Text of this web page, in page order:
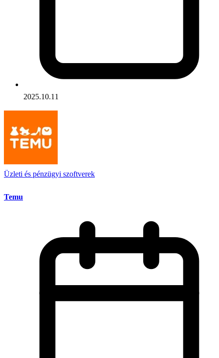
2025.10.11
Üzleti és pénzügyi szoftverek
Temu